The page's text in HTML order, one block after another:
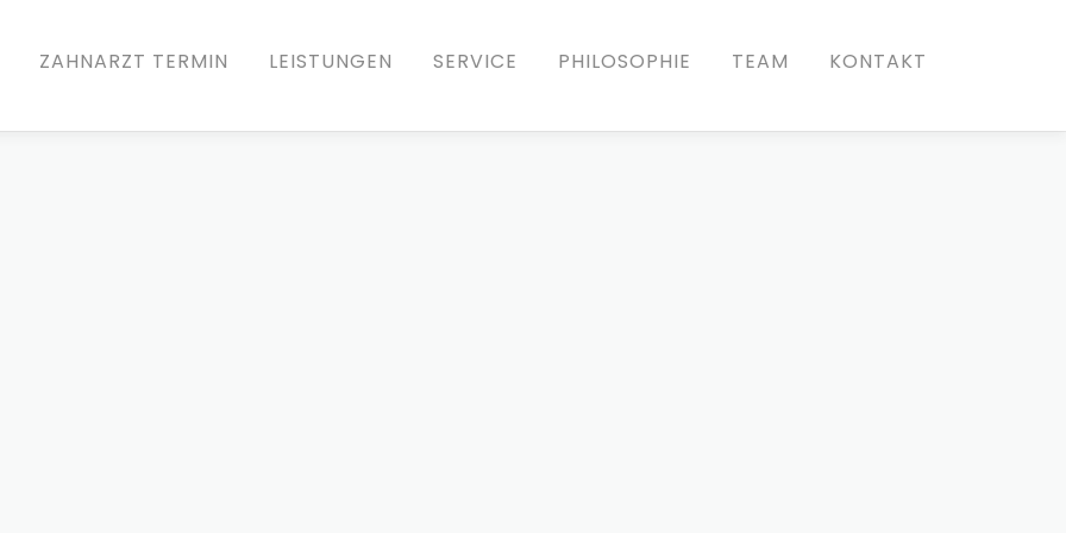
ZAHNARZT TERMIN LEISTUNGEN SERVICE PHILOSOPHIE TEAM KONTAKT